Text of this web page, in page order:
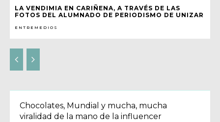
LA VENDIMIA EN CARIÑENA, A TRAVÉS DE LAS
FOTOS DEL ALUMNADO DE PERIODISMO DE UNIZAR
ENTREMEDIOS
Chocolates, Mundial y mucha, mucha
viralidad de la mano de la influencer